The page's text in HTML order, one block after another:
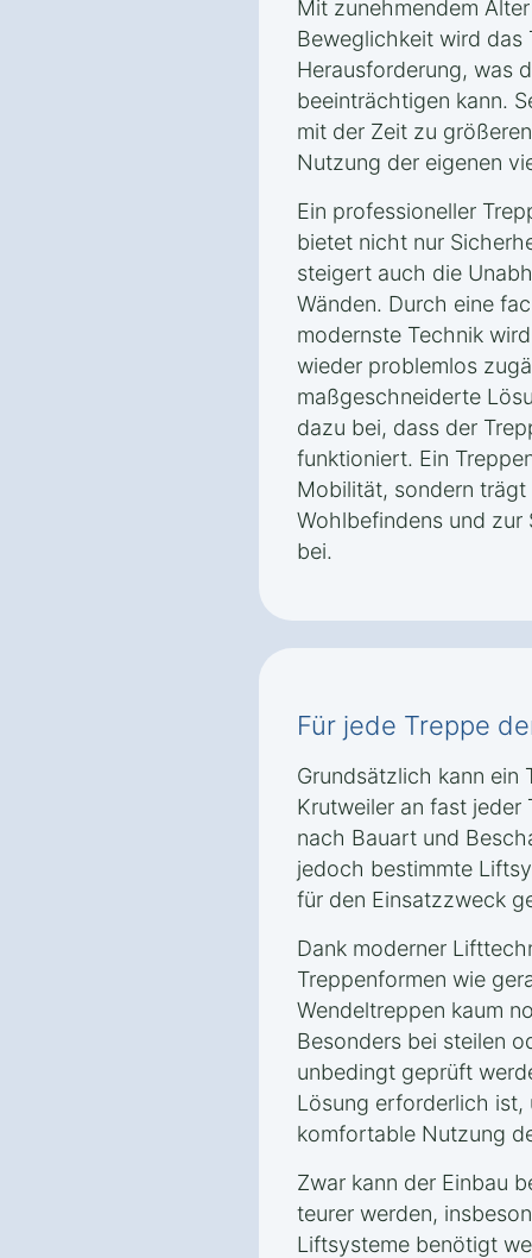
Mit zunehmendem
Beweglichkeit wird das
Herausforderung, was
beeinträchtigen kann.
mit der Zeit zu
Nutzung der eigenen
Ein professioneller
bietet nicht nur
steigert auch die
Wänden. Durch eine
modernste Technik
wieder problemlos
maßgeschneiderte
dazu bei, dass der
funktioniert. Ein
Mobilität, sondern
Wohlbefindens und
bei.
Für jede Treppe
Grundsätzlich kann ein
Krutweiler an fast jeder
nach Bauart und
jedoch bestimmte
für den Einsatzzweck
Dank moderner
Treppenformen wie
Wendeltreppen kaum
Besonders bei steilen
unbedingt geprüft
Lösung erforderlich ist,
komfortable Nutzung
Zwar kann der Einbau
teurer werden,
Liftsysteme benötigt